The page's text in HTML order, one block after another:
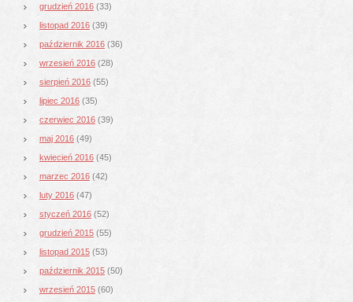
grudzień 2016 (33)
listopad 2016 (39)
październik 2016 (36)
wrzesień 2016 (28)
sierpień 2016 (55)
lipiec 2016 (35)
czerwiec 2016 (39)
maj 2016 (49)
kwiecień 2016 (45)
marzec 2016 (42)
luty 2016 (47)
styczeń 2016 (52)
grudzień 2015 (55)
listopad 2015 (53)
październik 2015 (50)
wrzesień 2015 (60)